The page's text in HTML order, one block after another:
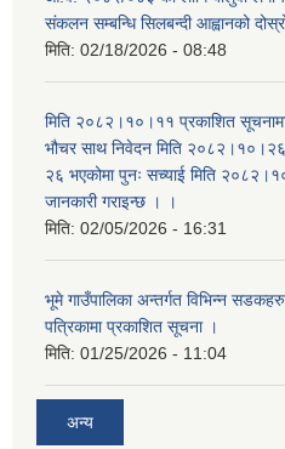
संकलन सम्बन्धि सिलबन्दी आह्वानको
मिति: 02/18/2026 - 08:48
मिति २०८२।१०।११ प्रकाशित सूचनामा
भौचर साथ निवेदन मिति
२६ भएकोमा पुनः सच्याई मिति
जानकारी गराइन्छ । ।
मिति: 02/05/2026 - 16:31
भूमे गाउँपालिका अन्तर्गत विभिन्न
पत्रिकामा प्रकाशित सूचना ।
मिति: 01/25/2026 - 11:04
अन्य